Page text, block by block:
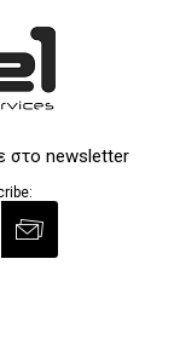
στο newsletter